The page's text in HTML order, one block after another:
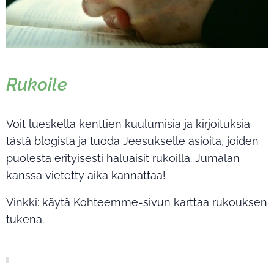
Rukoile
Voit lueskella kenttien kuulumisia ja kirjoituksia
tästä blogista ja tuoda Jeesukselle asioita, joiden
puolesta erityisesti haluaisit rukoilla. Jumalan
kanssa vietetty aika kannattaa!
Vinkki: käytä Kohteemme-sivun karttaa rukouksen
tukena.